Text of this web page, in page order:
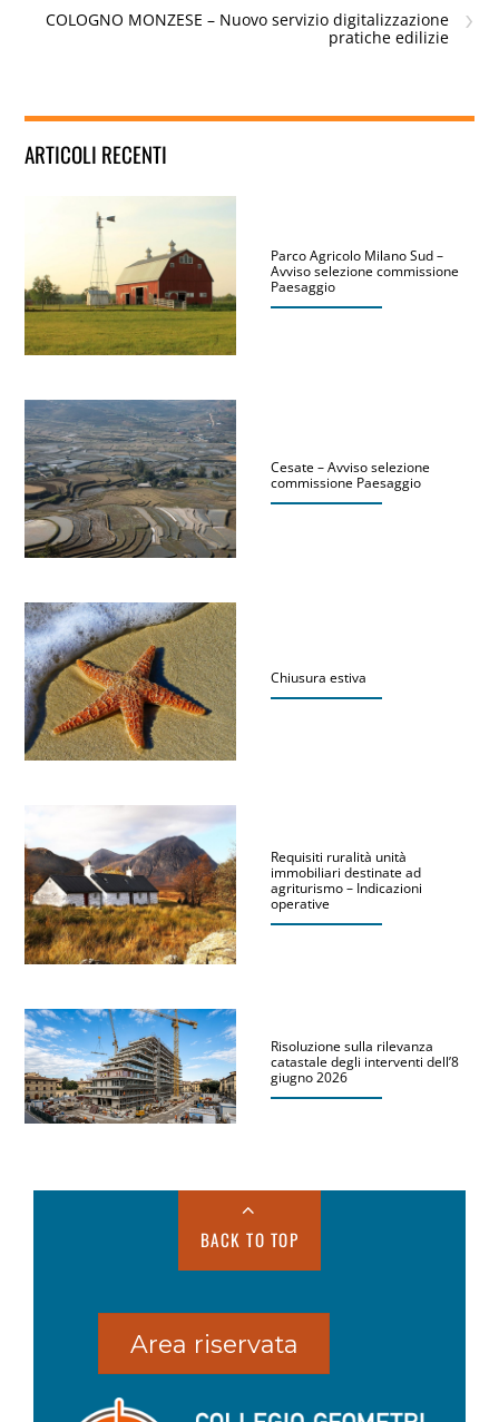
›
COLOGNO MONZESE – Nuovo servizio digitalizzazione
pratiche edilizie
ARTICOLI RECENTI
Parco Agricolo Milano Sud –
Avviso selezione commissione
Paesaggio
Cesate – Avviso selezione
commissione Paesaggio
Chiusura estiva
Requisiti ruralità unità
immobiliari destinate ad
agriturismo – Indicazioni
operative
Risoluzione sulla rilevanza
catastale degli interventi dell’8
giugno 2026
BACK TO TOP
Area riservata